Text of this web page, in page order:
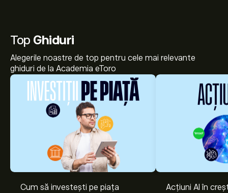
Top Ghiduri
Alegerile noastre de top pentru cele mai relevante
ghiduri de la Academia eToro
Cum să investești pe piața
Acțiuni AI în